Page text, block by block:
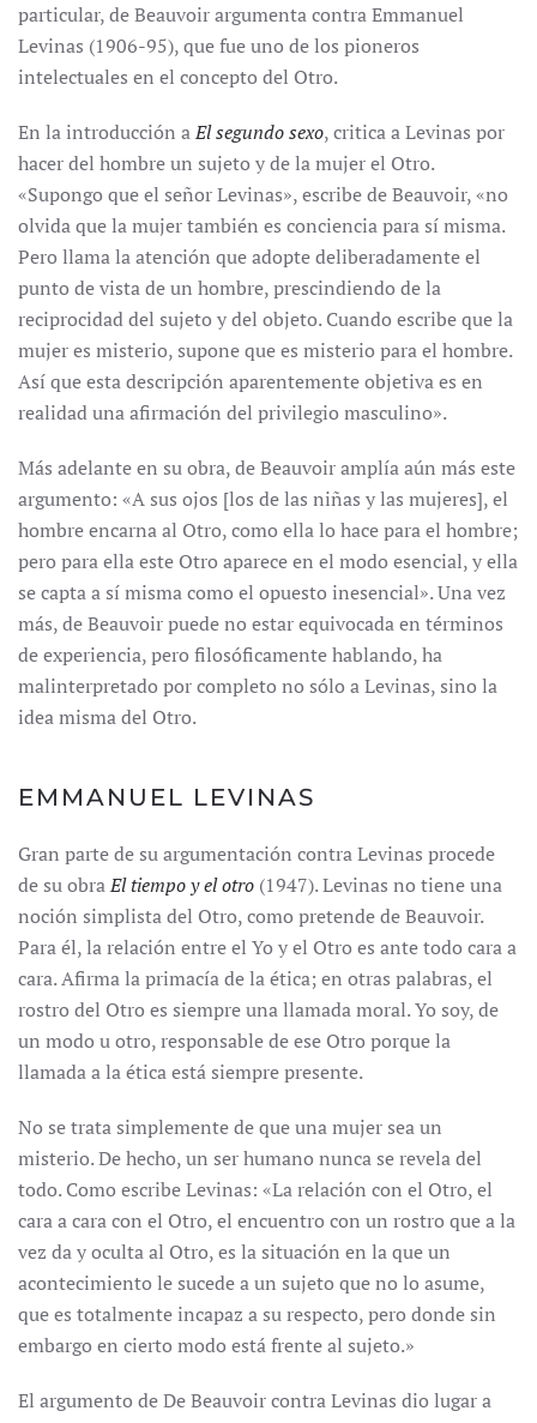
particular, de Beauvoir argumenta contra Emmanuel
Levinas (1906-95), que fue uno de los pioneros
intelectuales en el concepto del Otro.
En la introducción aEl segundo sexo, critica a Levinas por
hacer del hombre un sujeto y de la mujer el Otro.
«Supongo que el señor Levinas», escribe de Beauvoir, «no
olvida que la mujer también es conciencia para sí misma.
Pero llama la atención que adopte deliberadamente el
punto de vista de un hombre, prescindiendo de la
reciprocidad del sujeto y del objeto. Cuando escribe que la
mujer es misterio, supone que es misterio para el hombre.
Así que esta descripción aparentemente objetiva es en
realidad una afirmación del privilegio masculino».
Más adelante en su obra, de Beauvoir amplía aún más este
argumento: «A sus ojos [los de las niñas y las mujeres], el
hombre encarna al Otro, como ella lo hace para el hombre;
pero para ella este Otro aparece en el modo esencial, y ella
se capta a sí misma como el opuesto inesencial». Una vez
más, de Beauvoir puede no estar equivocada en términos
de experiencia, pero filosóficamente hablando, ha
malinterpretado por completo no sólo a Levinas, sino la
idea misma del Otro.
EMMANUEL LEVINAS
Gran parte de su argumentación contra Levinas procede
de su obraEl tiempo y el otro (1947). Levinas no tiene una
noción simplista del Otro, como pretende de Beauvoir.
Para él, la relación entre el Yo y el Otro es ante todo cara a
cara. Afirma la primacía de la ética; en otras palabras, el
rostro del Otro es siempre una llamada moral. Yo soy, de
un modo u otro, responsable de ese Otro porque la
llamada a la ética está siempre presente.
No se trata simplemente de que una mujer sea un
misterio. De hecho, un ser humano nunca se revela del
todo. Como escribe Levinas: «La relación con el Otro, el
cara a cara con el Otro, el encuentro con un rostro que a la
vez da y oculta al Otro, es la situación en la que un
acontecimiento le sucede a un sujeto que no lo asume,
que es totalmente incapaz a su respecto, pero donde sin
embargo en cierto modo está frente al sujeto.»
El argumento de De Beauvoir contra Levinas dio lugar a